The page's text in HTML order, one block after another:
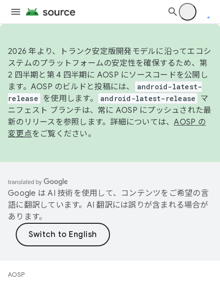
2026 年より、トランク安定版開発モデルに沿ってエコシ
ステムのプラットフォームの安定性を確保するため、第
2 四半期と第 4 四半期に AOSP にソースコードを公開し
ます。AOSP のビルドと投稿には、
android-latest-
release
を使用します。 android-latest-release
マ
ニフェスト ブランチは、常に AOSP にプッシュされた最
新のリリースを参照します。詳細については、AOSP の
変更点をご覧ください。
Google は AI 技術を使用して、コンテンツをご希望の言
語に翻訳しています。AI 翻訳には誤りが含まれる場合が
あります。
AOSP